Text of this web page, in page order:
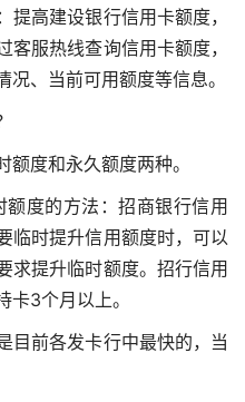
高建设银行信用卡额度，
服热线查询信用卡额度，
、当前可用额度等信息。
度和永久额度两种。
度的方法：招商银行信用
临时提升信用额度时，可以
求提升临时额度。招行信用
3个月以上。
目前各发卡行中最快的，当